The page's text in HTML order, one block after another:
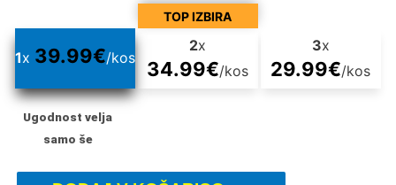
TOP IZBIRA
1x 39.99€/kos
2x
34.99€/kos
3x
29.99€/kos
Ugodnost velja
samo še